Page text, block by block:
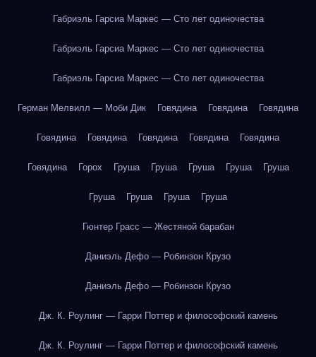
Габриэль Гарсиа Маркес — Сто лет одиночества
Габриэль Гарсиа Маркес — Сто лет одиночества
Габриэль Гарсиа Маркес — Сто лет одиночества
Герман Мелвилл — Моби Дик Говядина Говядина Говядина
Говядина Говядина Говядина Говядина Говядина
Говядина Горох Груша Груша Груша Груша Груша
Груша Груша Груша Груша
Гюнтер Грасс — Жестяной барабан
Даниэль Дефо — Робинзон Крузо
Даниэль Дефо — Робинзон Крузо
Дж. К. Роулинг — Гарри Поттер и философский камень
Дж. К. Роулинг — Гарри Поттер и философский камень